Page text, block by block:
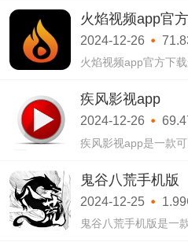
2024最新版游戏中给
景地图，你可以前往
的极限!
火焰视频app官
2024-12-26
火焰视频app官方下
的视频资源，各种类
以随便观看，每一种
无限订
疾风影视app
2024-12-26
疾风影视app是一款可
看最新影视，软件内
担心看不到你想看的
目全都
鬼谷八荒手机版
2024-12-25
鬼谷八荒手机版是一